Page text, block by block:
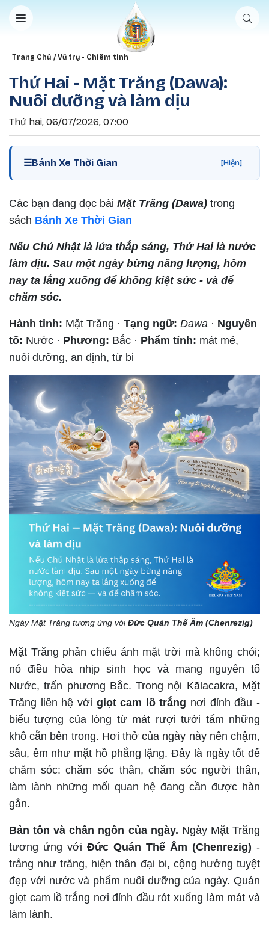
Nhảy đến nội dung
Breadcrumb
Trang Chủ Vũ trụ - Chiêm tinh
Thứ Hai - Mặt Trăng (Dawa):
Nuôi dưỡng và làm dịu
Thứ hai, 06/07/2026, 07:00
☰Bánh Xe Thời Gian [Hiện]
Các bạn đang đọc bài Mặt Trăng (Dawa) trong
sách Bánh Xe Thời Gian
Nếu Chủ Nhật là lửa thắp sáng, Thứ Hai là nước
làm dịu. Sau một ngày bừng năng lượng, hôm
nay ta lắng xuống để không kiệt sức - và để
chăm sóc.
Hành tinh: Mặt Trăng · Tạng ngữ: Dawa · Nguyên
tố: Nước · Phương: Bắc · Phẩm tính: mát mẻ,
nuôi dưỡng, an định, từ bi
Ngày Mặt Trăng tương ứng vớiĐức Quán Thế Âm (Chenrezig)
Mặt Trăng phản chiếu ánh mặt trời mà không chói;
nó điều hòa nhịp sinh học và mang nguyên tố
Nước, trấn phương Bắc. Trong nội Kālacakra, Mặt
Trăng liên hệ với giọt cam lồ trắng nơi đỉnh đầu -
biểu tượng của lòng từ mát rượi tưới tẩm những
khô cằn bên trong. Hơi thở của ngày này nên chậm,
sâu, êm như mặt hồ phẳng lặng. Đây là ngày tốt để
chăm sóc: chăm sóc thân, chăm sóc người thân,
làm lành những mối quan hệ đang cần được hàn
gắn.
Bản tôn và chân ngôn của ngày. Ngày Mặt Trăng
tương ứng với Đức Quán Thế Âm (Chenrezig) -
trắng như trăng, hiện thân đại bi, cộng hưởng tuyệt
đẹp với nước và phẩm nuôi dưỡng của ngày. Quán
giọt cam lồ trắng nơi đỉnh đầu rót xuống làm mát và
làm lành.